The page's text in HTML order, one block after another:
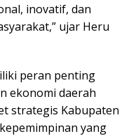
inovatif, dan
ujar Heru
peran penting
ekonomi daerah
strategis Kabupaten
yang